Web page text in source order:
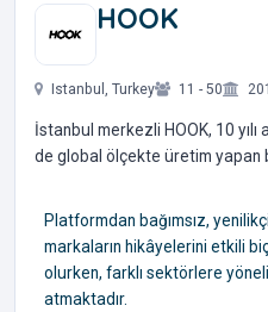
HOOK
Istanbul, Turkey 11 - 50
İstanbul merkezli HOOK, 10
de global ölçekte üretim yapan
Platformdan bağımsız,
markaların hikâyelerini etkili
olurken, farklı sektörlere
atmaktadır.